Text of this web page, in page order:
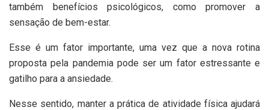
também benefícios psicológicos, como promover a
sensação de bem-estar.
Esse é um fator importante, uma vez que a nova rotina
proposta pela pandemia pode ser um fator estressante e
gatilho para a ansiedade.
Nesse sentido, manter a prática de atividade física ajudará